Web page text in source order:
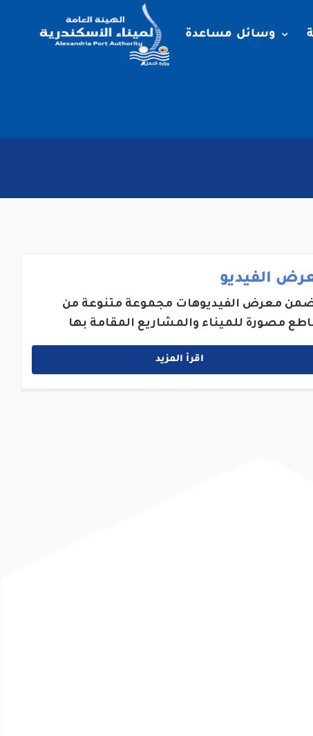
وسائل مساعدة
الفيديو
معرض الفيديوهات مجموعة متنوعة من
مصورة للميناء والمشاريع المقامة بها
اقرأ المزيد